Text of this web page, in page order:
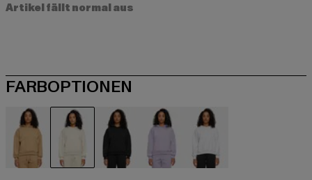
Artikel fällt normal aus
FARBOPTIONEN